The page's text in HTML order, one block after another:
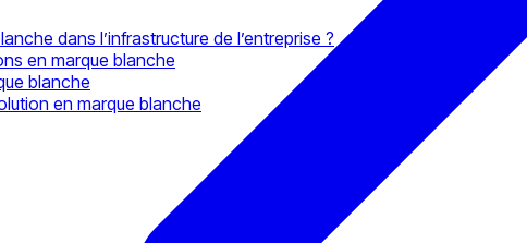
dans l’infrastructure de l’entreprise ?
en marque blanche
blanche
en marque blanche